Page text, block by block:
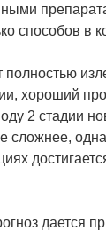
способов в
полностью
хороший
2 стадии
сложнее,
дается